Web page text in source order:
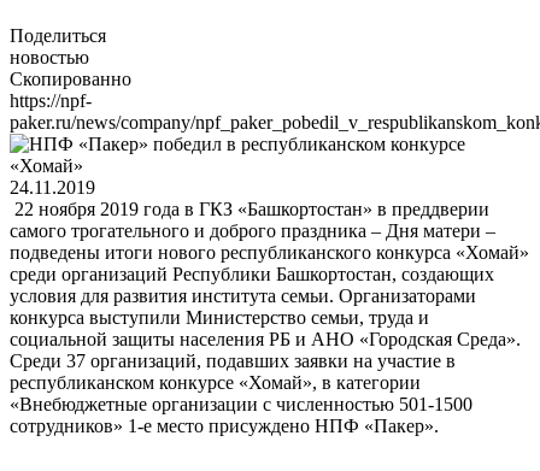
Поделиться
новостью
Скопированно
https://npf-
paker.ru/news/company/
24.11.2019
22 ноября 2019 года в ГКЗ «Башкортостан» в преддверии
самого трогательного и доброго праздника – Дня матери –
подведены итоги нового республиканского конкурса «Хомай»
среди организаций Республики Башкортостан, создающих
условия для развития института семьи. Организаторами
конкурса выступили Министерство семьи, труда и
социальной защиты населения РБ и АНО «Городская Среда».
Среди 37 организаций, подавших заявки на участие в
республиканском конкурсе «Хомай», в категории
«Внебюджетные организации с численностью 501-1500
сотрудников» 1-е место присуждено НПФ «Пакер».